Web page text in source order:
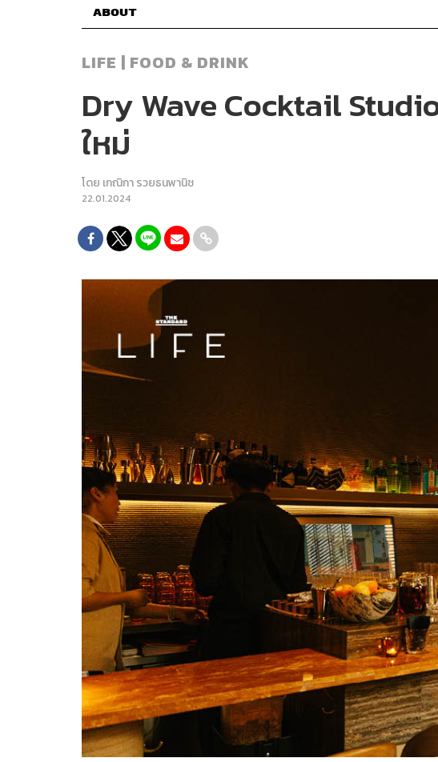
ABOUT
LIFE | FOOD & DRINK
Dry Wave Cocktail
ใหม่
โดย เกณิกา รวยธนพานิช
22.01.2024